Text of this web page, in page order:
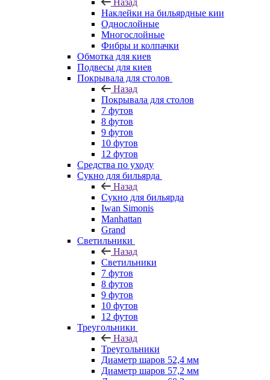
Назад
Наклейки на бильярдные кии
Однослойные
Многослойные
Фибры и колпачки
Обмотка для киев
Подвесы для киев
Покрывала для столов
Назад
Покрывала для столов
7 футов
8 футов
9 футов
10 футов
12 футов
Средства по уходу
Сукно для бильярда
Назад
Сукно для бильярда
Iwan Simonis
Manhattan
Grand
Светильники
Назад
Светильники
7 футов
8 футов
9 футов
10 футов
12 футов
Треугольники
Назад
Треугольники
Диаметр шаров 52,4 мм
Диаметр шаров 57,2 мм